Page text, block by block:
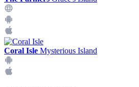
Coral Isle Mysterious Island